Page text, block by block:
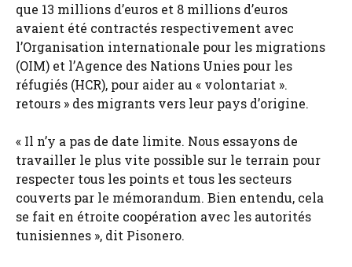
que 13 millions d’euros et 8 millions d’euros
avaient été contractés respectivement avec
l’Organisation internationale pour les migrations
(OIM) et l’Agence des Nations Unies pour les
réfugiés (HCR), pour aider au « volontariat ».
retours » des migrants vers leur pays d’origine.
« Il n’y a pas de date limite. Nous essayons de
travailler le plus vite possible sur le terrain pour
respecter tous les points et tous les secteurs
couverts par le mémorandum. Bien entendu, cela
se fait en étroite coopération avec les autorités
tunisiennes », dit Pisonero.